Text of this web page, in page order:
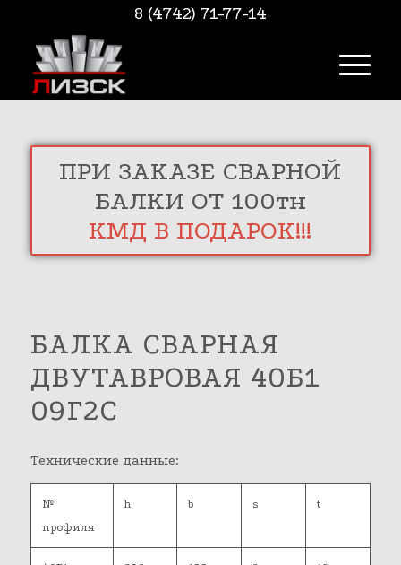
8 (4742) 71-77-14
ПРИ ЗАКАЗЕ СВАРНОЙ
БАЛКИ ОТ 100тн
КМД В ПОДАРОК!!!
БАЛКА СВАРНАЯ
ДВУТАВРОВАЯ 40Б1
09Г2С
Технические данные:
№
профиля
h b s t